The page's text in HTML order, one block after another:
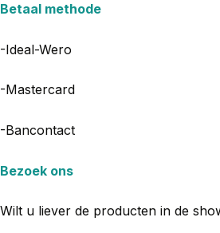
Betaal methode
-Ideal-Wero
-Mastercard
-Bancontact
Bezoek ons
Wilt u liever de producten in de